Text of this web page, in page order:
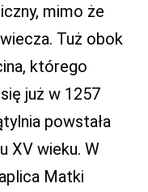
mimo że
Tuż obok
którego
już w 1257
powstała
XV wieku. W
Matki